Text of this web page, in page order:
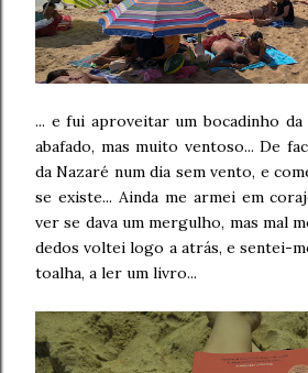
... e fui aproveitar um bocadinho da
abafado, mas muito ventoso... De
da Nazaré num dia sem vento, e
se existe... Ainda me armei em
ver se dava um mergulho, mas mal
dedos voltei logo a atrás, e sentei-
toalha, a ler um livro...